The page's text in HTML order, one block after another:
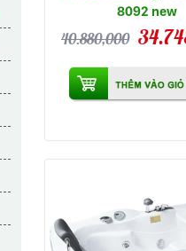
8092 new
40.880,000